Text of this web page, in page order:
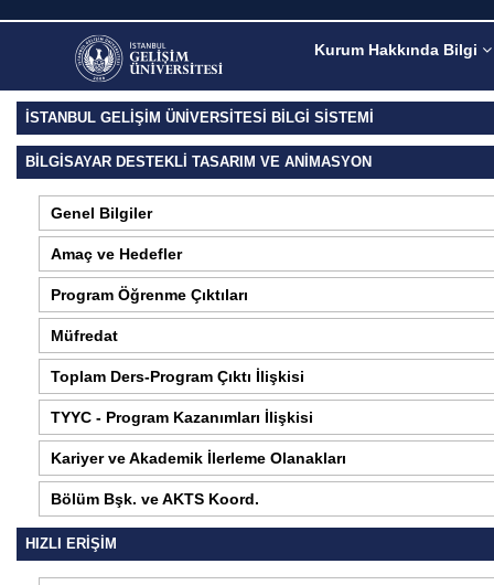
Kurum Hakkında Bilgi
İSTANBUL GELİŞİM ÜNİVERSİTESİ BİLGİ SİSTEMİ
BILGISAYAR DESTEKLI TASARIM VE ANIMASYON
Genel Bilgiler
Amaç ve Hedefler
Program Öğrenme Çıktıları
Müfredat
Toplam Ders-Program Çıktı İlişkisi
TYYC - Program Kazanımları İlişkisi
Kariyer ve Akademik İlerleme Olanakları
Bölüm Bşk. ve AKTS Koord.
HIZLI ERİŞİM